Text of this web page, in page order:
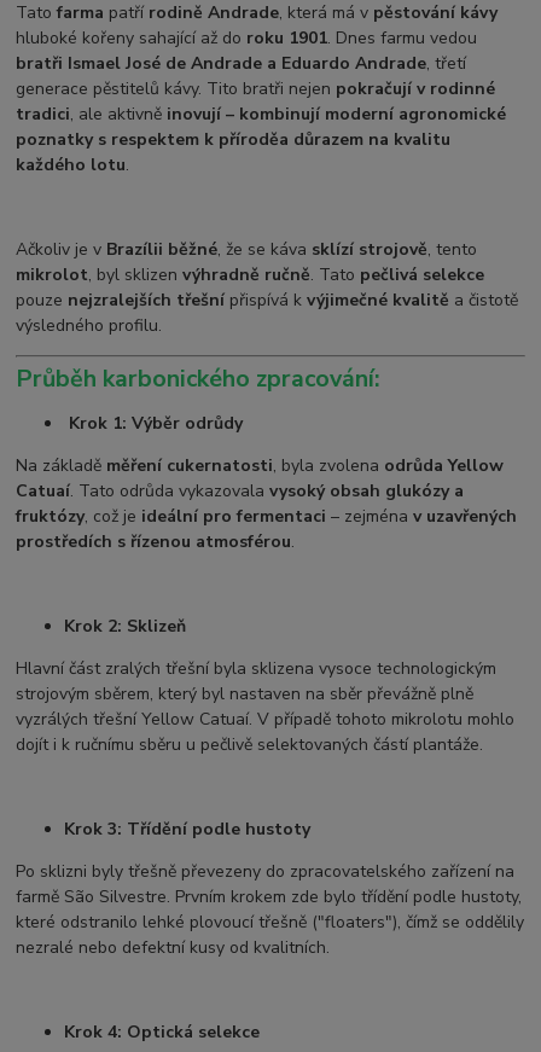
Tatofarma patří rodině Andrade, která má v pěstování kávy
hluboké kořeny sahající až do roku 1901. Dnes farmu vedou
bratři Ismael José de Andrade a Eduardo Andrade, třetí
generace pěstitelů kávy. Tito bratři nejen pokračují v rodinné
tradici, ale aktivně inovují – kombinují moderní agronomické
poznatky s respektem k příroděa důrazem na kvalitu
každého lotu.
Ačkoliv je v Brazílii běžné, že se káva sklízí strojově, tento
mikrolot, byl sklizenvýhradně ručně. Tato pečlivá selekce
pouze nejzralejších třešní přispívá kvýjimečné kvalitě a čistotě
výsledného profilu.
Průběh karbonického zpracování:
Krok 1: Výběr odrůdy
Na základě měření cukernatosti, byla zvolena odrůda Yellow
Catuaí. Tato odrůda vykazovalavysoký obsah glukózy a
fruktózy, což je ideální pro fermentaci – zejménav uzavřených
prostředích s řízenou atmosférou.
Krok 2: Sklizeň
Hlavní část zralých třešní byla sklizena vysoce technologickým
strojovým sběrem, který byl nastaven na sběr převážně plně
vyzrálých třešní Yellow Catuaí. V případě tohoto mikrolotu mohlo
dojít i k ručnímu sběru u pečlivě selektovaných částí plantáže.
Krok 3: Třídění podle hustoty
Po sklizni byly třešně převezeny do zpracovatelského zařízení na
farmě São Silvestre. Prvním krokem zde bylo třídění podle hustoty,
které odstranilo lehké plovoucí třešně ("floaters"), čímž se oddělily
nezralé nebo defektní kusy od kvalitních.
Krok 4: Optická selekce